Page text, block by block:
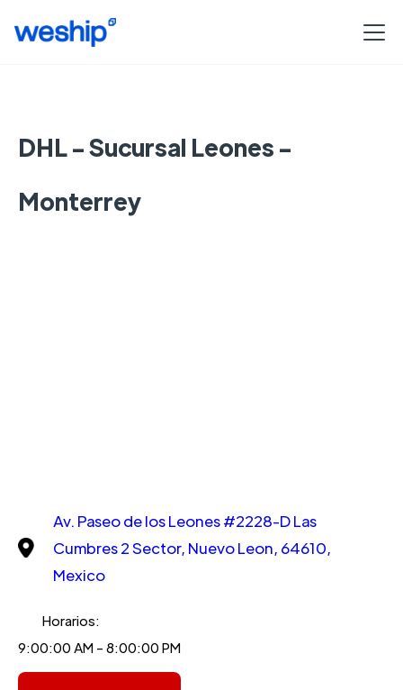
DHL - Sucursal Leones -
Monterrey
Av. Paseo de los Leones #2228-D Las
Cumbres 2 Sector, Nuevo Leon, 64610,
Mexico
Horarios:
9:00:00 AM - 8:00:00 PM